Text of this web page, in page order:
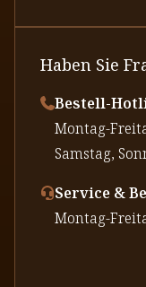
Haben Sie
Bestell-
⁠Montag-
⁠Samstag,
Service &
⁠Montag-